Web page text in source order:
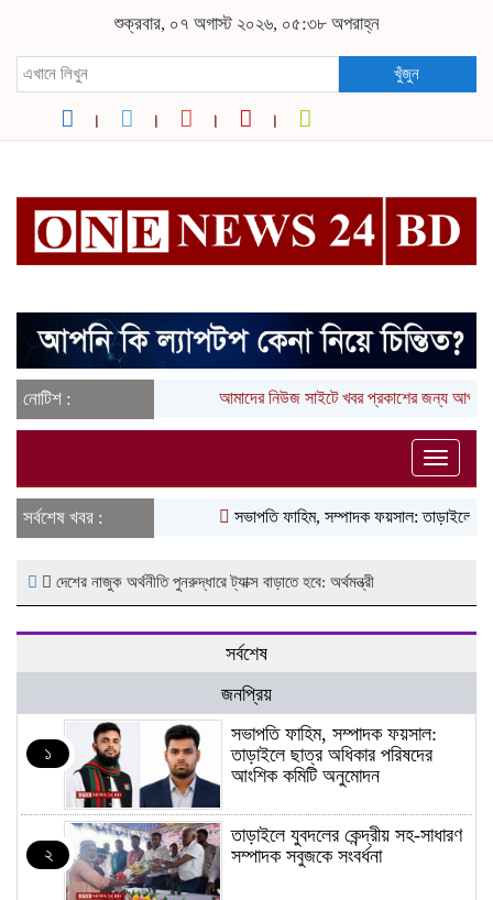
শুক্রবার, ০৭ অগাস্ট ২০২৬, ০৫:৩৮ অপরাহ্ন
খুঁজুন
নোটিশ : আমাদের নিউজ সাইটে খবর প্রকাশের জন্য
Toggle
সর্বশেষ খবর :
সভাপতি ফাহিম, সম্পাদক ফয়সাল: তাড়াইলে
দেশের নাজুক অর্থনীতি পুনরুদ্ধারে ট্যাক্স বাড়াতে হবে: অর্থমন্ত্রী
সর্বশেষ
জনপ্রিয়
১
সভাপতি ফাহিম, সম্পাদক ফয়সাল:
তাড়াইলে ছাত্র অধিকার পরিষদের
আংশিক কমিটি অনুমোদন
২
তাড়াইলে যুবদলের কেন্দ্রীয় সহ-সাধারণ
সম্পাদক সবুজকে সংবর্ধনা